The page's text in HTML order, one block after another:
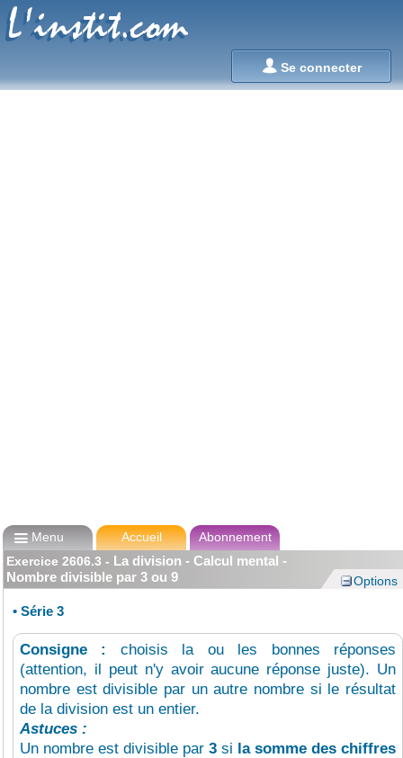
Se connecter
L'instit.com
L'instit.com
Menu Accueil
Abonnement
Exercice 2606.3 - La division - Calcul mental -
Nombre divisible par 3 ou 9
Options
• Série 3
Consigne : choisis la ou les bonnes réponses
(attention, il peut n'y avoir aucune réponse juste). Un
nombre est divisible par un autre nombre si le résultat
de la division est un entier.
Astuces :
Un nombre est divisible par 3 si la somme des chiffres